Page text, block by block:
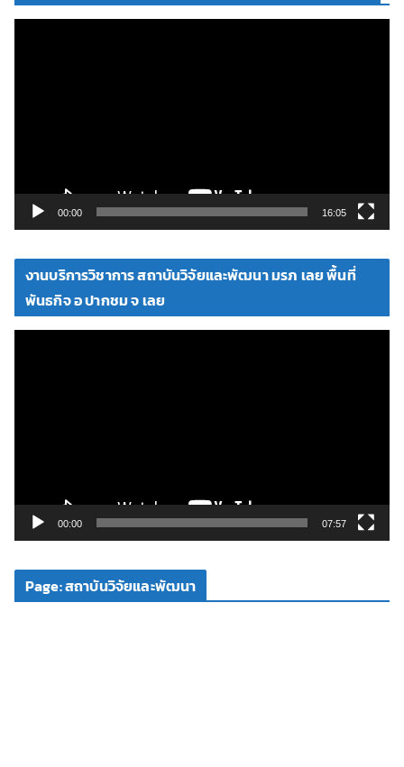
ดี
โ
00:00 16:05
งานบริการวิชาการ สถาบันวิจัยและพัฒนา มรภ เลย พื้นที่
พันธกิจ อ ปากชม จ เลย
ดี
โ
00:00 07:57
Page: สถาบันวิจัยและพัฒนา